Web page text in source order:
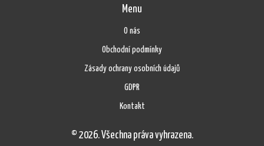
Menu
O nás
Obchodní podmínky
Zásady ochrany osobních údajů
GDPR
Kontakt
© 2026. Všechna práva vyhrazena.